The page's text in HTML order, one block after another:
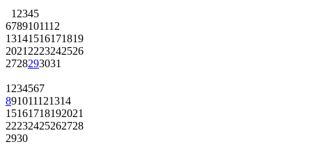
1 2345
6789101112
13141516171819
2021 2223242526
2728293031
1 234567
891011121314
15161718192021
22232425262728
2930